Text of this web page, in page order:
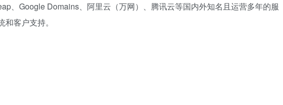
、Google Domains、阿里云（万网）、腾讯云等国内外知名且运营多年的服
客户支持。